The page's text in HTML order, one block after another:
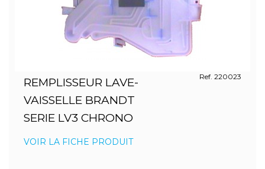
REMPLISSEUR LAVE-
VAISSELLE BRANDT
SERIE LV3 CHRONO
Ref. 220023
VOIR LA FICHE PRODUIT